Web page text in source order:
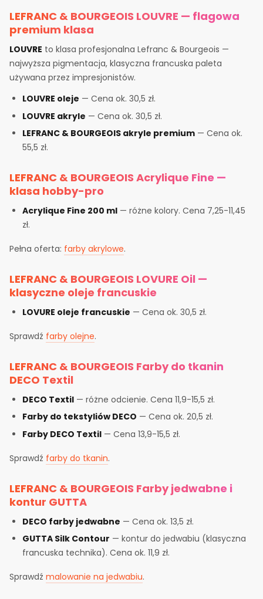
LEFRANC & BOURGEOIS LOUVRE — flagowa
premium klasa
LOUVRE to klasa profesjonalna Lefranc & Bourgeois —
najwyższa pigmentacja, klasyczna francuska paleta
używana przez impresjonistów.
LOUVRE oleje — Cena ok. 30,5 zł.
LOUVRE akryle — Cena ok. 30,5 zł.
LEFRANC & BOURGEOIS akryle premium — Cena ok.
55,5 zł.
LEFRANC & BOURGEOIS Acrylique Fine —
klasa hobby-pro
Acrylique Fine 200 ml — różne kolory. Cena 7,25-11,45
zł.
Pełna oferta: farby akrylowe.
LEFRANC & BOURGEOIS LOVURE Oil —
klasyczne oleje francuskie
LOVURE oleje francuskie — Cena ok. 30,5 zł.
Sprawdź farby olejne.
LEFRANC & BOURGEOIS Farby do tkanin
DECO Textil
DECO Textil — różne odcienie. Cena 11,9-15,5 zł.
Farby do tekstyliów DECO — Cena ok. 20,5 zł.
Farby DECO Textil — Cena 13,9-15,5 zł.
Sprawdź farby do tkanin.
LEFRANC & BOURGEOIS Farby jedwabne i
kontur GUTTA
DECO farby jedwabne — Cena ok. 13,5 zł.
GUTTA Silk Contour — kontur do jedwabiu (klasyczna
francuska technika). Cena ok. 11,9 zł.
Sprawdź malowanie na jedwabiu.